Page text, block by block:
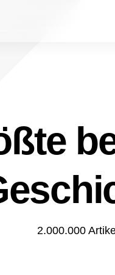
2.000.000